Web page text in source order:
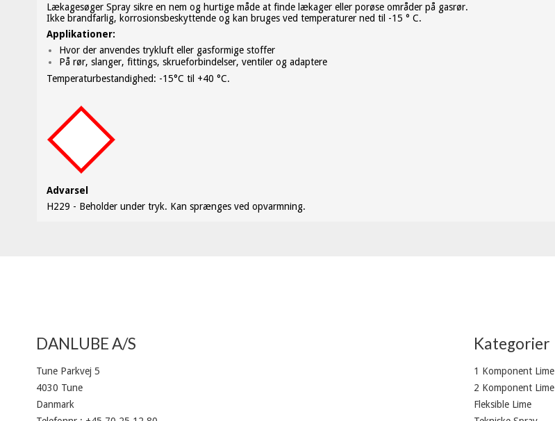
Lækagesøger Spray sikre en nem og hurtige måde at finde lækager eller porøse områder på gasrør.
Ikke brandfarlig, korrosionsbeskyttende og kan bruges ved temperaturer ned til -15 ° C.
Applikationer:
Hvor der anvendes trykluft eller gasformige stoffer
På rør, slanger, fittings, skrueforbindelser, ventiler og adaptere
Temperaturbestandighed: -15°C til +40 °C.
Advarsel
H229 - Beholder under tryk. Kan sprænges ved opvarmning.
DANLUBE A/S
Tune Parkvej 5
4030 Tune
Danmark
Kategorier
1 Komponent Lime
2 Komponent Lime
Fleksible Lime